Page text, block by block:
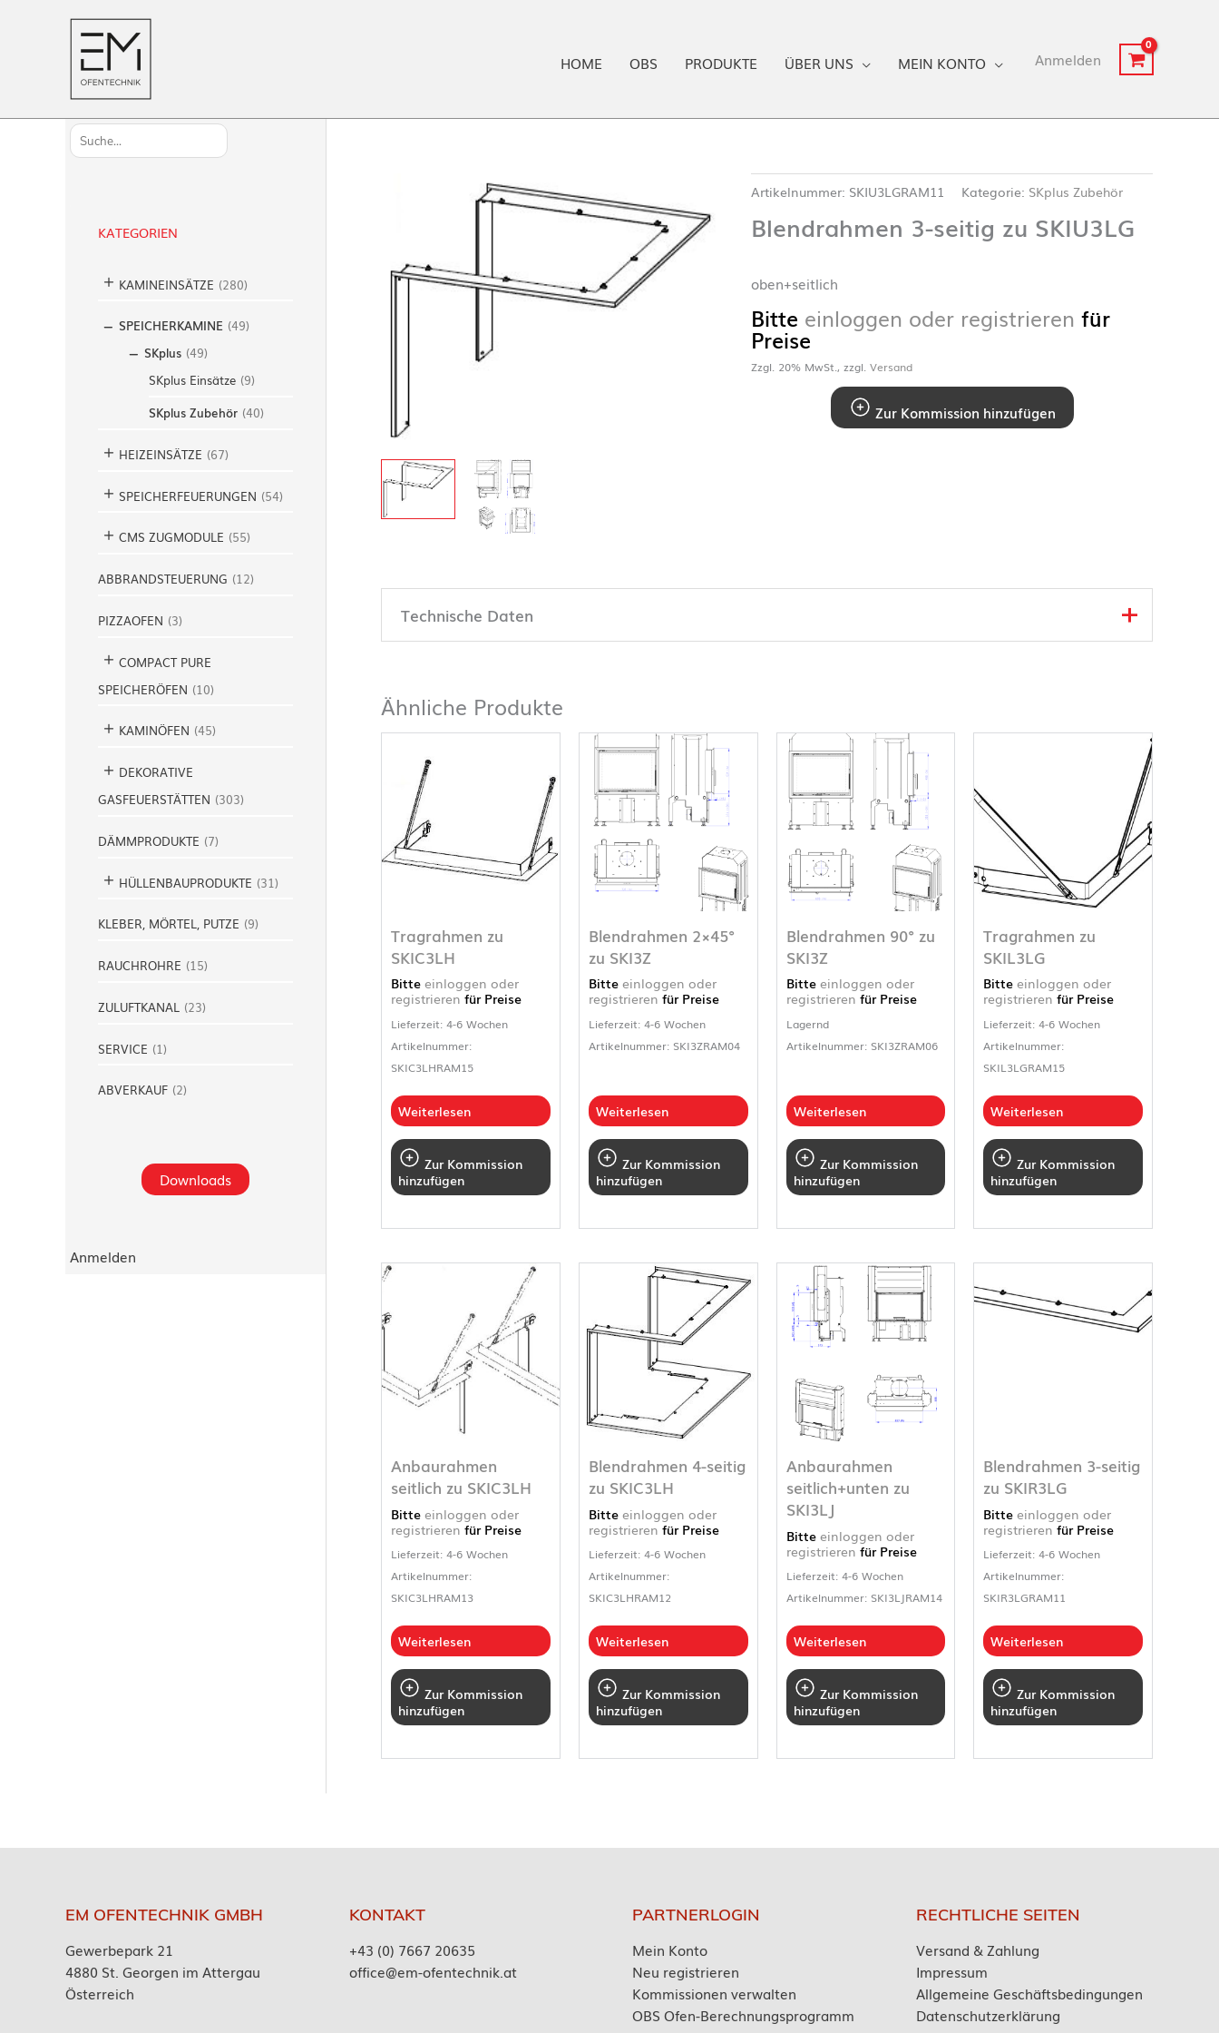
HOME OBS PRODUKTE ÜBER UNS MEIN KONTO Anmelden
S
u
KATEGORIEN
KAMINEINSÄTZE (280)
SPEICHERKAMINE (49)
SKplus (49)
SKplus Einsätze (9)
SKplus Zubehör (40)
HEIZEINSÄTZE (67)
SPEICHERFEUERUNGEN (54)
CMS ZUGMODULE (55)
ABBRANDSTEUERUNG (12)
PIZZAOFEN (3)
COMPACT PURE
SPEICHERÖFEN (10)
KAMINÖFEN (45)
DEKORATIVE
GASFEUERSTÄTTEN (303)
DÄMMPRODUKTE (7)
HÜLLENBAUPRODUKTE (31)
KLEBER, MÖRTEL, PUTZE (9)
RAUCHROHRE (15)
ZULUFTKANAL (23)
SERVICE (1)
ABVERKAUF (2)
Downloads
Anmelden
Artikelnummer: SKIU3LGRAM11 Kategorie: SKplus Zubehör
Blendrahmen 3-seitig zu SKIU3LG
oben+seitlich
Bitte einloggen oder registrieren für
Preise
Zzgl. 20% MwSt., zzgl.Versand
Zur Kommission hinzufügen
Technische Daten
Ähnliche Produkte
Tragrahmen zu
SKIC3LH
Bitte einloggen oder
registrieren für Preise
Lieferzeit: 4-6 Wochen
Artikelnummer:
SKIC3LHRAM15
Weiterlesen
Zur Kommission
hinzufügen
Blendrahmen 2×45°
zu SKI3Z
Bitte einloggen oder
registrieren für Preise
Lieferzeit: 4-6 Wochen
Artikelnummer: SKI3ZRAM04
Weiterlesen
Zur Kommission
hinzufügen
Blendrahmen 90° zu
SKI3Z
Bitte einloggen oder
registrieren für Preise
Lagernd
Artikelnummer: SKI3ZRAM06
Weiterlesen
Zur Kommission
hinzufügen
Tragrahmen zu
SKIL3LG
Bitteeinloggen oder
registrieren für Preise
Lieferzeit: 4-6 Wochen
Artikelnummer:
SKIL3LGRAM15
Weiterlesen
Zur Kommission
hinzufügen
Anbaurahmen
seitlich zu SKIC3LH
Bitte einloggen oder
registrieren für Preise
Lieferzeit: 4-6 Wochen
Artikelnummer:
SKIC3LHRAM13
Weiterlesen
Zur Kommission
hinzufügen
Blendrahmen 4-seitig
zu SKIC3LH
Bitte einloggen oder
registrieren für Preise
Lieferzeit: 4-6 Wochen
Artikelnummer:
SKIC3LHRAM12
Weiterlesen
Zur Kommission
hinzufügen
Anbaurahmen
seitlich+unten zu
SKI3LJ
Bitte einloggen oder
registrieren für Preise
Lieferzeit: 4-6 Wochen
Artikelnummer: SKI3LJRAM14
Weiterlesen
Zur Kommission
hinzufügen
Blendrahmen 3-seitig
zu SKIR3LG
Bitteeinloggen oder
registrieren für Preise
Lieferzeit: 4-6 Wochen
Artikelnummer:
SKIR3LGRAM11
Weiterlesen
Zur Kommission
hinzufügen
EM OFENTECHNIK GMBH
Gewerbepark 21
4880 St. Georgen im Attergau
Österreich
KONTAKT
+43 (0) 7667 20635
office@em-ofentechnik.at
PARTNERLOGIN
Mein Konto
Neu registrieren
Kommissionen verwalten
OBS Ofen-Berechnungsprogramm
RECHTLICHE SEITEN
Versand & Zahlung
Impressum
Allgemeine Geschäftsbedingungen
Datenschutzerklärung